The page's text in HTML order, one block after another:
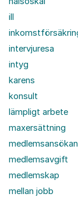
ill
intervjuresa
intyg
karens
konsult
lämpligt arbete
maxersättning
medlemsansökan
medlemsavgift
medlemskap
mellan jobb